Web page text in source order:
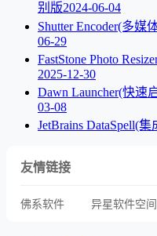
别版2024-06-04
Shutter Encoder(多媒
06-29
FastStone Photo
2025-12-30
Dawn Launcher(快速
03-08
JetBrains DataSpell(
友情链接
佛系软件 异星软件空间